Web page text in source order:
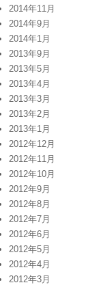
2014年11月
2014年9月
2014年1月
2013年9月
2013年5月
2013年4月
2013年3月
2013年2月
2013年1月
2012年12月
2012年11月
2012年10月
2012年9月
2012年8月
2012年7月
2012年6月
2012年5月
2012年4月
2012年3月